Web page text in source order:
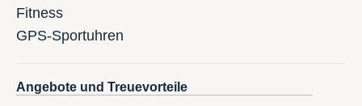
Fitness
GPS-Sportuhren
Angebote und Treuevorteile